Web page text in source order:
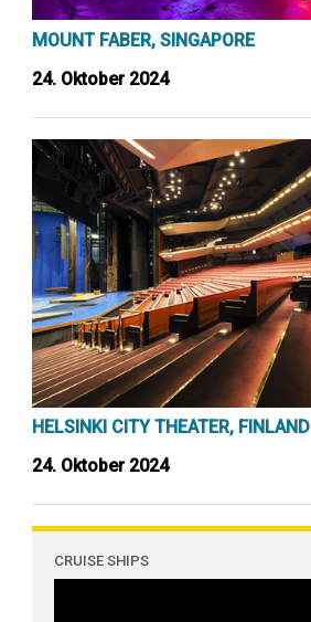
MOUNT FABER, SINGAPORE
24. Oktober 2024
HELSINKI CITY THEATER, FINLAND
24. Oktober 2024
CRUISE SHIPS